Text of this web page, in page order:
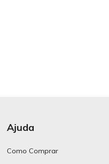
Ajuda
Como Comprar